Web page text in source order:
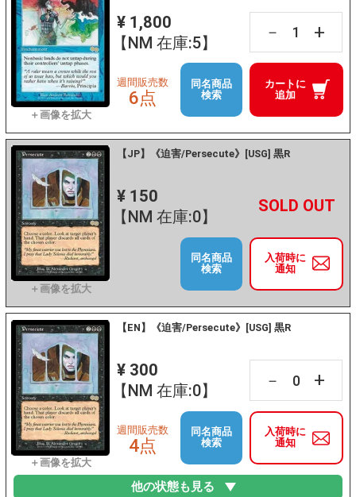
¥ 1,800
【NM 在庫:5】
－ +
カートに
追加
週間販売数
6点
同名商品
検索
【JP】《迫害/Persecute》[USG] 黒R
¥ 150
【NM 在庫:0】
－ +
入荷時に
通知
同名商品
検索
【EN】《迫害/Persecute》[USG] 黒R
¥ 300
【NM 在庫:0】
－ +
入荷時に
通知
週間販売数
4点
同名商品
検索
他の状態も見る